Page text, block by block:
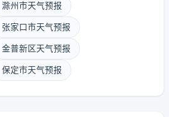
滁州市天气预报
张家口市天气预报
金普新区天气预报
保定市天气预报